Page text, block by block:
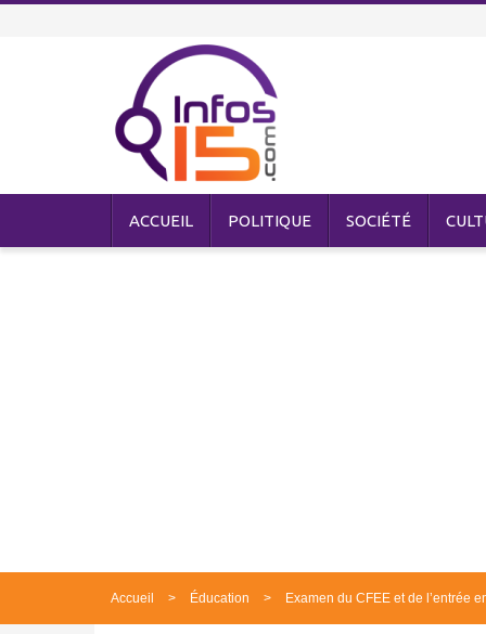
ACCUEIL POLITIQUE SOCIÉTÉ
Accueil Éducation Examen du CFEE et de l’entrée